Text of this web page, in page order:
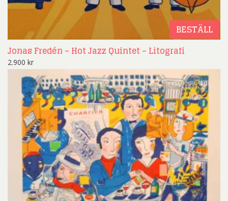
BESTÄLL
Jonas Fredén – Hot Jazz Quintet – Litografi
2.900 kr